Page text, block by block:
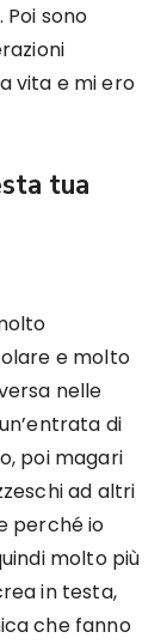
sono
vita e mi ero
tua
e molto
nelle
di
poi magari
ad altri
perché io
molto più
in testa,
che fanno